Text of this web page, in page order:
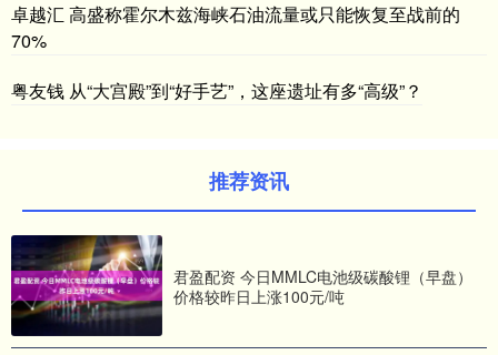
卓越汇 高盛称霍尔木兹海峡石油流量或只能恢复至战前的
70%
粤友钱 从“大宫殿”到“好手艺”，这座遗址有多“高级”？
推荐资讯
君盈配资 今日MMLC电池级碳酸锂（早盘）
价格较昨日上涨100元/吨